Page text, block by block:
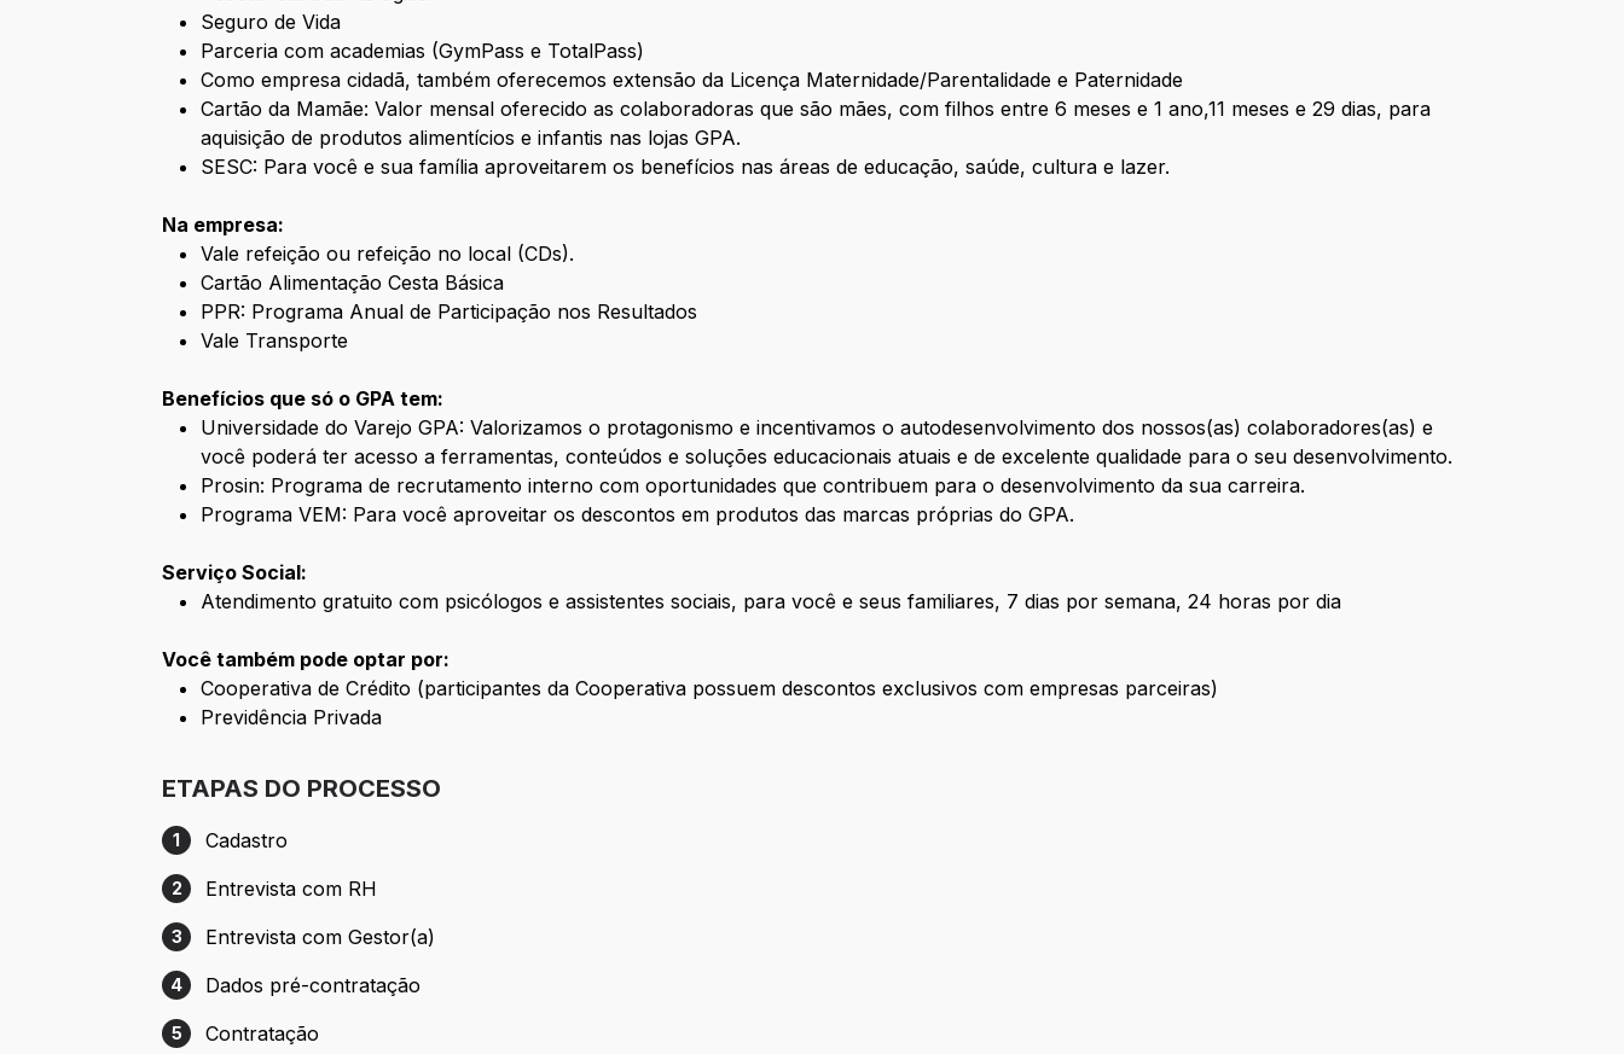
Seguro de Vida
Parceria com academias (GymPass e TotalPass)
Como empresa cidadã, também oferecemos extensão da Licença Maternidade/Parentalidade e Paternidade
Cartão da Mamãe: Valor mensal oferecido as colaboradoras que são mães, com filhos entre 6 meses e 1 ano,11 meses e 29 dias, para
aquisição de produtos alimentícios e infantis nas lojas GPA.
SESC: Para você e sua família aproveitarem os benefícios nas áreas de educação, saúde, cultura e lazer.
Na empresa:
Vale refeição ou refeição no local (CDs).
Cartão Alimentação Cesta Básica
PPR: Programa Anual de Participação nos Resultados
Vale Transporte
Benefícios que só o GPA tem:
Universidade do Varejo GPA: Valorizamos o protagonismo e incentivamos o autodesenvolvimento dos nossos(as) colaboradores(as) e
você poderá ter acesso a ferramentas, conteúdos e soluções educacionais atuais e de excelente qualidade para o seu desenvolvimento.
Prosin: Programa de recrutamento interno com oportunidades que contribuem para o desenvolvimento da sua carreira.
Programa VEM: Para você aproveitar os descontos em produtos das marcas próprias do GPA.
Serviço Social:
Atendimento gratuito com psicólogos e assistentes sociais, para você e seus familiares, 7 dias por semana, 24 horas por dia
Você também pode optar por:
Cooperativa de Crédito (participantes da Cooperativa possuem descontos exclusivos com empresas parceiras)
Previdência Privada
ETAPAS DO PROCESSO
Etapa 1: Cadastro
1 Cadastro
Etapa 2: Entrevista com RH
2 Entrevista com RH
Etapa 3: Entrevista com Gestor(a)
3 Entrevista com Gestor(a)
Etapa 4: Dados pré-contratação
4 Dados pré-contratação
Etapa 5: Contratação
5 Contratação